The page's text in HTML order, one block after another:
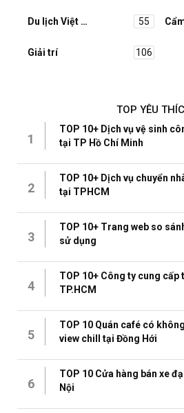
Du lịch Việt Nam 55
Giải trí 106
TOP YÊU
1
TOP 10+ Dịch vụ vệ sinh
tại TP Hồ Chí Minh
2
TOP 10+ Dịch vụ chuyển
tại TPHCM
3
TOP 10+ Trang web so
sử dụng
4
TOP 10+ Công ty cung cấp
TP.HCM
5
TOP 10 Quán café có
view chill tại Đồng Hới
6
TOP 10 Cửa hàng bán xe
Nội